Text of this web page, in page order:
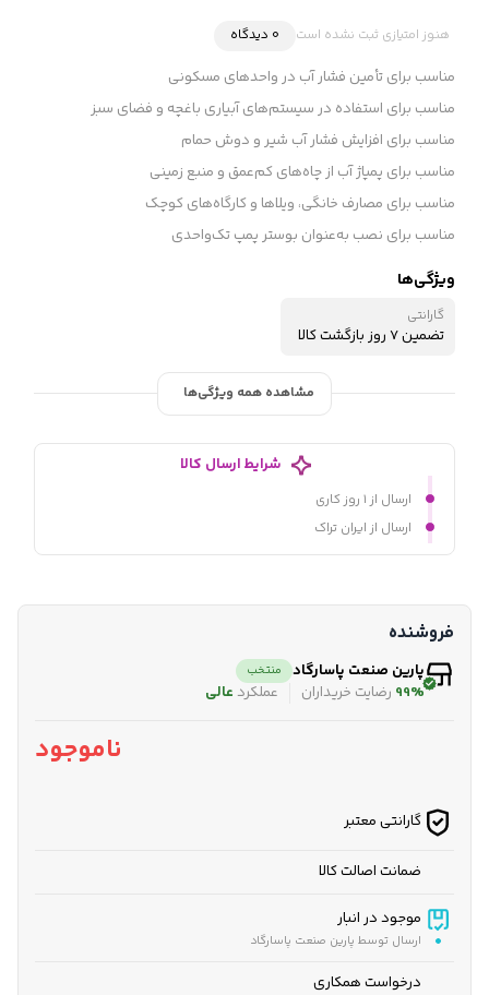
هنوز امتیازی ثبت نشده است 0 دیدگاه
مناسب برای تأمین فشار آب در واحدهای مسکونی
مناسب برای استفاده در سیستم‌های آبیاری باغچه و فضای سبز
مناسب برای افزایش فشار آب شیر و دوش حمام
مناسب برای پمپاژ آب از چاه‌های کم‌عمق و منبع زمینی
مناسب برای مصارف خانگی، ویلاها و کارگاه‌های کوچک
مناسب برای نصب به‌عنوان بوستر پمپ تک‌واحدی
ویژگی‌ها
گارانتی
تضمین 7 روز بازگشت کالا
مشاهده همه ویژگی‌ها
شرایط ارسال کالا
ارسال از ۱ روز کاری
ارسال از ایران تراک
فروشنده
پارین صنعت پاسارگاد منتخب
99% رضایت خریداران عملکرد عالی
ناموجود
گارانتی معتبر
ضمانت اصالت کالا
موجود در انبار
ارسال توسط پارین صنعت پاسارگاد
درخواست همکاری